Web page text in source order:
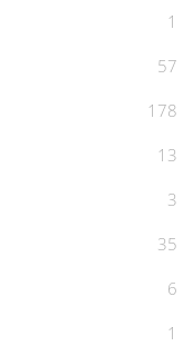
1
57
178
13
3
35
6
1